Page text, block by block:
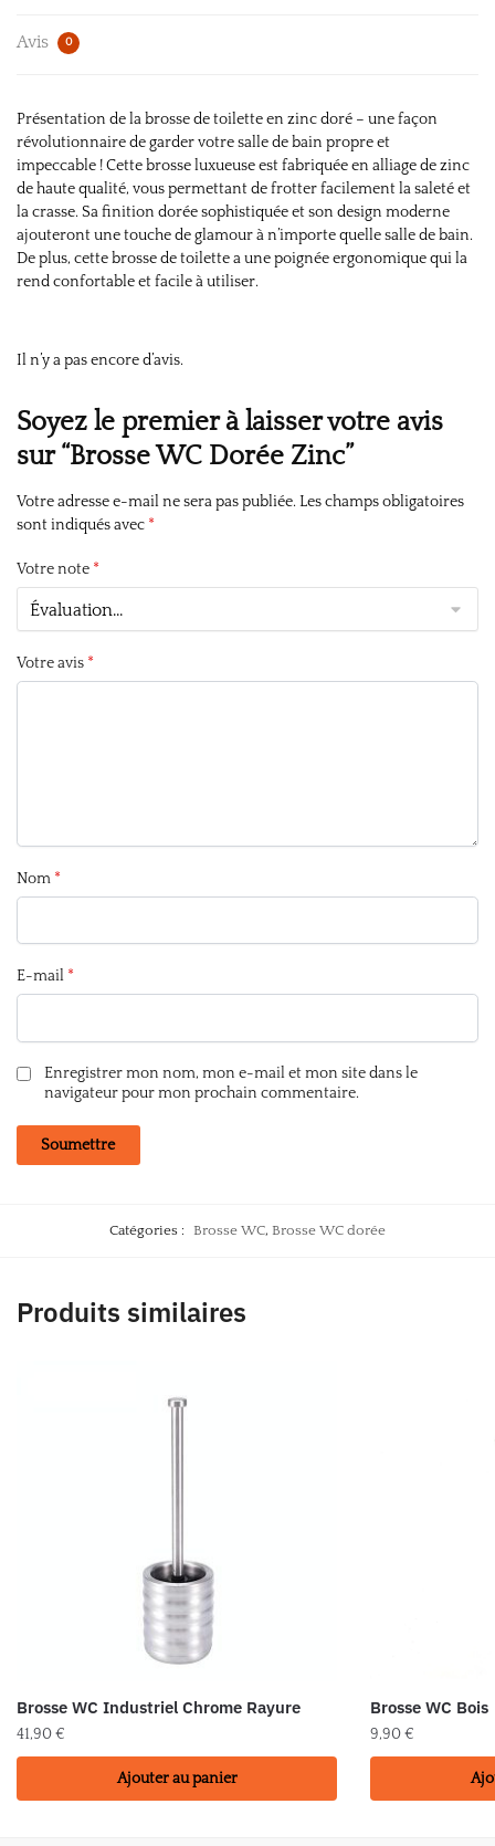
Avis 0
Présentation de la brosse de toilette en zinc doré – une façon
révolutionnaire de garder votre salle de bain propre et
impeccable ! Cette brosse luxueuse est fabriquée en alliage de zinc
de haute qualité, vous permettant de frotter facilement la saleté et
la crasse. Sa finition dorée sophistiquée et son design moderne
ajouteront une touche de glamour à n’importe quelle salle de bain.
De plus, cette brosse de toilette a une poignée ergonomique qui la
rend confortable et facile à utiliser.
Il n’y a pas encore d’avis.
Soyez le premier à laisser votre avis
sur “Brosse WC Dorée Zinc”
Votre adresse e-mail ne sera pas publiée. Les champs obligatoires
sont indiqués avec *
Votre note *
Votre avis *
Nom *
E-mail *
Enregistrer mon nom, mon e-mail et mon site dans le
navigateur pour mon prochain commentaire.
Catégories : Brosse WC, Brosse WC dorée
Produits similaires
Brosse WC Industriel Chrome Rayure
41,90€
Ajouter au panier
Brosse WC Bois
9,90€